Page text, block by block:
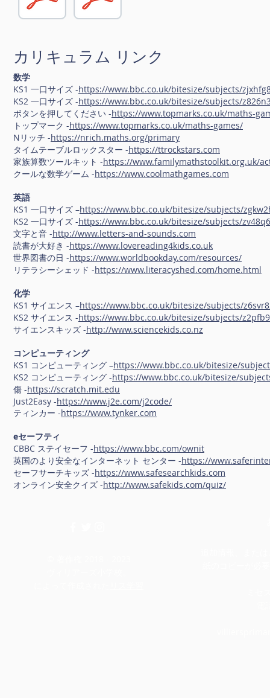
カリキュラム リンク
数学
KS1 一口サイズ -https://www.bbc.co.uk/bitesize/subjects/
KS2 一口サイズ -https://www.bbc.co.uk/bitesize/subjects/
ボタンを押してください -https://www.topmarks.co.uk/maths-
トップマーク -https://www.topmarks.co.uk/maths-games/
Nリッチ -https://nrich.maths.org/primary
タイムテーブルロックスター -https://ttrockstars.com
家族算数ツールキット -https://www.familymathstoolkit.org.uk/
クールな数学ゲーム -https://www.coolmathgames.com
英語
KS1 一口サイズ –https://www.bbc.co.uk/bitesize/subjects/
KS2 一口サイズ -https://www.bbc.co.uk/bitesize/subjects/
文字と音 -http://www.letters-and-sounds.com
読書が大好き -https://www.lovereading4kids.co.uk
世界図書の日 -https://www.worldbookday.com/resources/
リテラシーシェッド -https://www.literacyshed.com/home.html
化学
KS1 サイエンス –https://www.bbc.co.uk/bitesize/subjects/
KS2 サイエンス -https://www.bbc.co.uk/bitesize/subjects/
サイエンスキッズ -http://www.sciencekids.co.nz
コンピューティング
KS1 コンピューティング –https://www.bbc.co.uk/bitesize/
KS2 コンピューティング -https://www.bbc.co.uk/bitesize/
傷 -https://scratch.mit.edu
Just2Easy -https://www.j2e.com/j2code/
ティンカー -https://www.tynker.com
eセーフティ
CBBC ステイセーフ -https://www.bbc.com/ownit
英国のより安全なインターネット センター -https://
セーフサーチキッズ -https://www.safesearchkids.com
オンライン安全クイズ -http://www.safekids.com/quiz/